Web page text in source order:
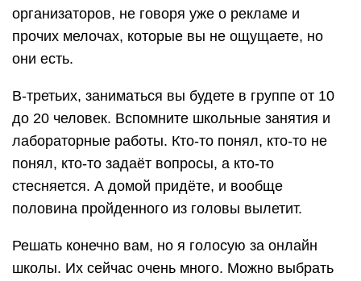
организаторов, не говоря уже о рекламе и
прочих мелочах, которые вы не ощущаете, но
они есть.
В-третьих, заниматься вы будете в группе от 10
до 20 человек. Вспомните школьные занятия и
лабораторные работы. Кто-то понял, кто-то не
понял, кто-то задаёт вопросы, а кто-то
стесняется. А домой придёте, и вообще
половина пройденного из головы вылетит.
Решать конечно вам, но я голосую за онлайн
школы. Их сейчас очень много. Можно выбрать